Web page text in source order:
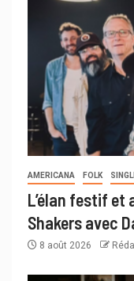
AMERICANA FOLK
L’élan festif et
Shakers avec
8 août 2026